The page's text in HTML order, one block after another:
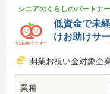
シニアのくらしのパートナー
低資金で未
けお助けサ
開業お祝い金対象企
業種